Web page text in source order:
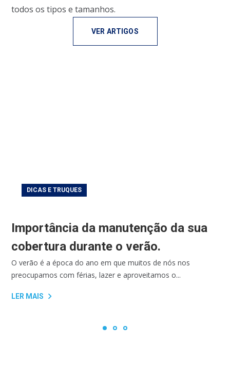
todos os tipos e tamanhos.
VER ARTIGOS
DICAS E TRUQUES
Importância da manutenção da sua
cobertura durante o verão.
O verão é a época do ano em que muitos de nós nos
preocupamos com férias, lazer e aproveitamos o...
LER MAIS